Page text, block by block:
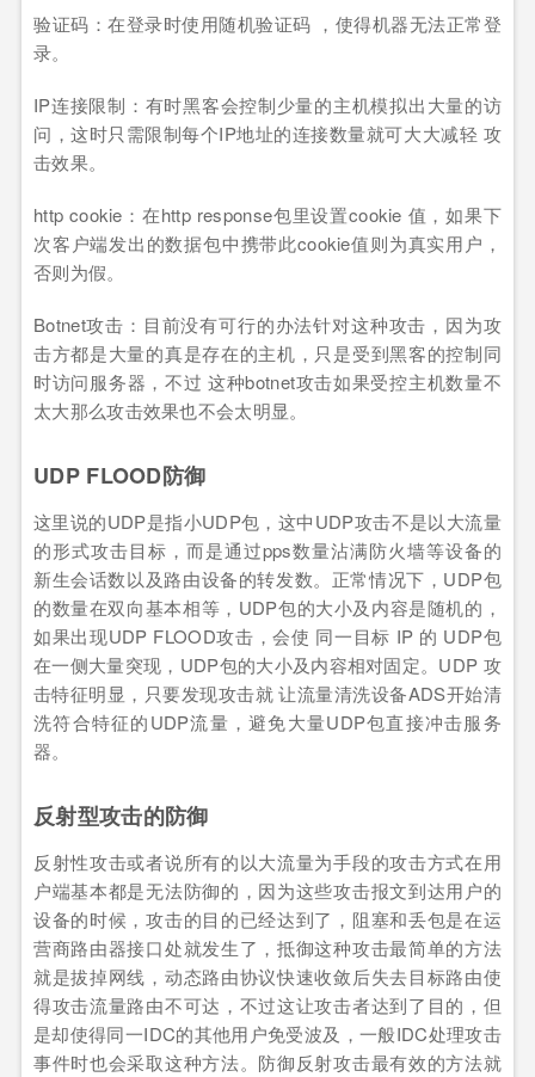
验证码：在登录时使用随机验证码 ，使得机器无法正常登
录。
IP连接限制：有时黑客会控制少量的主机模拟出大量的访
问，这时只需限制每个IP地址的连接数量就可大大减轻 攻
击效果。
http cookie：在http response包里设置cookie 值，如果下
次客户端发出的数据包中携带此cookie值则为真实用户，
否则为假。
Botnet攻击：目前没有可行的办法针对这种攻击，因为攻
击方都是大量的真是存在的主机，只是受到黑客的控制同
时访问服务器，不过 这种botnet攻击如果受控主机数量不
太大那么攻击效果也不会太明显。
UDP FLOOD防御
这里说的UDP是指小UDP包，这中UDP攻击不是以大流量
的形式攻击目标，而是通过pps数量沾满防火墙等设备的
新生会话数以及路由设备的转发数。正常情况下，UDP包
的数量在双向基本相等，UDP包的大小及内容是随机的，
如果出现UDP FLOOD攻击，会使 同一目标 IP 的 UDP包
在一侧大量突现，UDP包的大小及内容相对固定。UDP 攻
击特征明显，只要发现攻击就 让流量清洗设备ADS开始清
洗符合特征的UDP流量，避免大量UDP包直接冲击服务
器。
反射型攻击的防御
反射性攻击或者说所有的以大流量为手段的攻击方式在用
户端基本都是无法防御的，因为这些攻击报文到达用户的
设备的时候，攻击的目的已经达到了，阻塞和丢包是在运
营商路由器接口处就发生了，抵御这种攻击最简单的方法
就是拔掉网线，动态路由协议快速收敛后失去目标路由使
得攻击流量路由不可达，不过这让攻击者达到了目的，但
是却使得同一IDC的其他用户免受波及，一般IDC处理攻击
事件时也会采取这种方法。防御反射攻击最有效的方法就